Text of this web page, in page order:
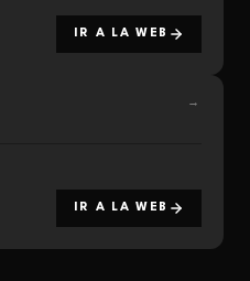
IR A LA WEB
→
IR A LA WEB